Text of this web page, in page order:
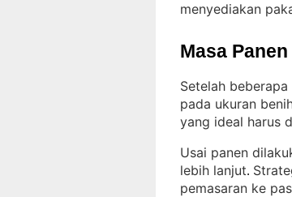
menyediakan
Masa
Setelah
pada ukuran
yang ideal harus
Usai panen
lebih lanjut.
pemasaran ke